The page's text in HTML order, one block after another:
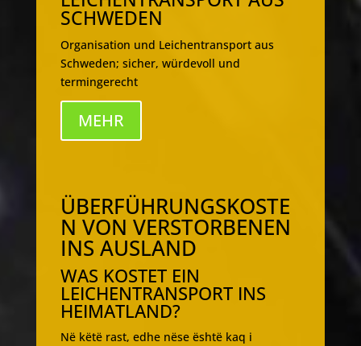
SCHWEDEN
Organisation und Leichentransport aus
Schweden; sicher, würdevoll und
termingerecht
MEHR
ÜBERFÜHRUNGSKOSTE
N VON VERSTORBENEN
INS AUSLAND
WAS KOSTET EIN
LEICHENTRANSPORT INS
HEIMATLAND?
Në këtë rast, edhe nëse është kaq i